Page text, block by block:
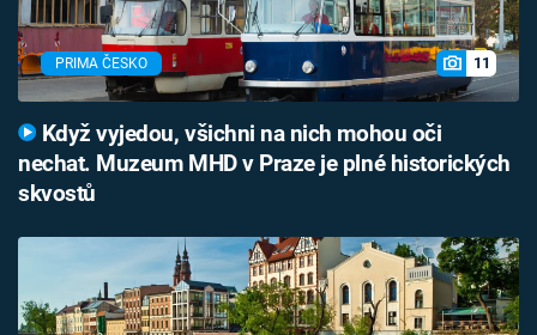
PRIMA ČESKO 11
Když vyjedou, všichni na nich mohou oči
nechat. Muzeum MHD v Praze je plné historických
skvostů